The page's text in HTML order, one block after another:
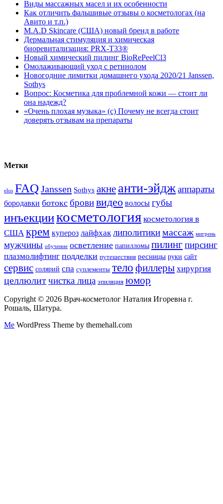
Виды массажных масел и их особенности
Как отличить фальшивые отзывы о косметологах (на
Авито и т.п.)
M.A.D Skincare (США) новый бренд в работе
Дермальная стимуляция и химическая
биоревитализация: PRX-T33®
Новый химический пилинг BioRePeelCl3
Омолаживающий уход с ретинолом
Новогодние лимитки домашнего ухода 2020/21 Janssen,
Sothys
Вопрос: Косметика для проблемной кожи — стоит ли
она надежд?
«Очень плохая музыка» (с) Почему не всегда стоит
доверять отзывам на препараты
Метки
elos FAQ Janssen Sothys акне анти-эйджаппараты
бородавки ботокс бровивидео волосы губы
инъекциикосметология косметология в
США крем купероз лайфхак липолитикимассаж мигрень
мужчины обучение осветление папилломы пилинг пирсинг
плазмолифтинг подделки путешествия ресницы руки сайт
сервис солярий спа суплементы тело филлеры хирургия
целлюлитчистка лица эпиляция юмор
Copyright © 2026 Врач-косметолог Наталия Игоревна г.
Рошаль, Шатура.
Me WordPress Theme by themehall.com